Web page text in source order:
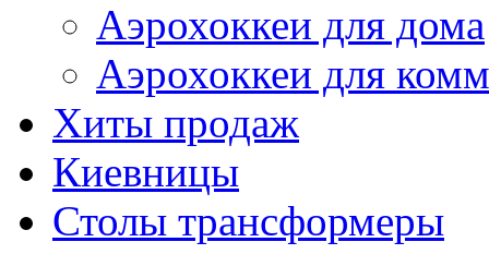
Аэрохоккеи для дома
Аэрохоккеи для
Хиты продаж
Киевницы
Столы трансформеры